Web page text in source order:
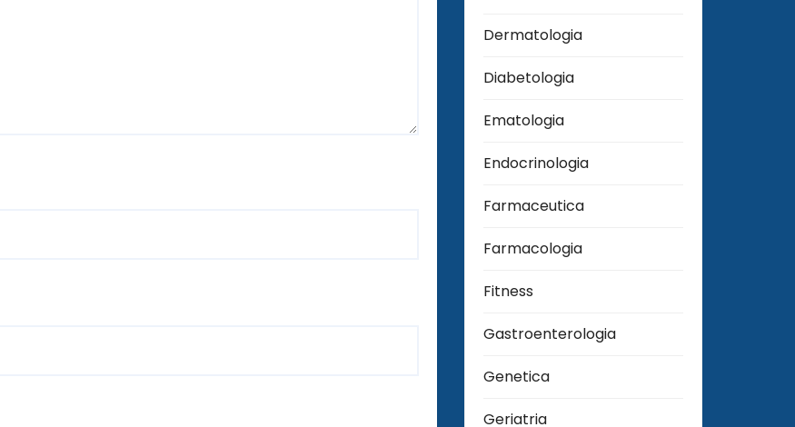
Dermatologia
Diabetologia
Ematologia
Endocrinologia
Farmaceutica
Farmacologia
Fitness
Gastroenterologia
Genetica
Geriatria